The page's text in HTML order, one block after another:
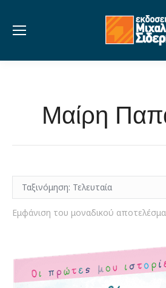
Μαίρη
Εμφάνιση του μοναδικού